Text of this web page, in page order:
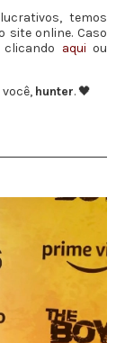
temos
site online. Caso
aqui ou
hunter. 🖤